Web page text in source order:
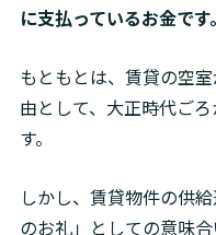
に支払っているお金です。
もともとは、賃貸の空
由として、大正時代ご
す。
しかし、賃貸物件の供
のお礼」としての意味